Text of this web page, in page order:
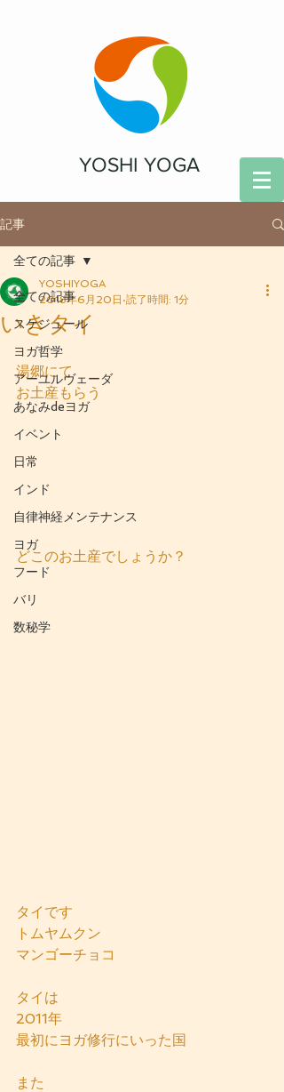
YOSHI YOGA
記事
全ての記事
スケジュール
ヨガ哲学
アーユルヴェーダ
あなみdeヨガ
イベント
日常
インド
自律神経メンテナンス
ヨガ
フード
バリ
数秘学
全ての記事
いきタイ
YOSHIYOGA
2018年6月20日 読了時間: 1分
湯郷にて
お土産もらう
どこのお土産でしょうか？
タイです
トムヤムクン
マンゴーチョコ
タイは
2011年
最初にヨガ修行にいった国
また